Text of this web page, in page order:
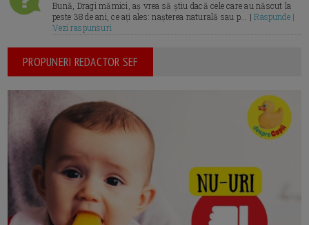
Bună, Dragi mămici, aș vrea să știu dacă cele care au născut la
peste 38 de ani, ce ați ales: nașterea naturală sau p... |Raspunde |
Vezi raspunsuri
PROPUNERI REDACTOR SEF